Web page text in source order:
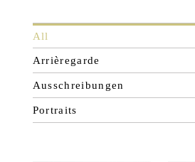
All
Arrièregarde
Ausschreibungen
Portraits